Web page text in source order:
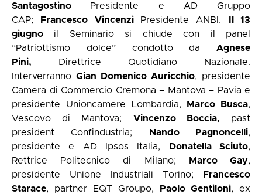
Santagostino
Presidente e AD Gruppo
CAP;
Francesco Vincenzi Presidente ANBI.
Il 13
giugno il Seminario si chiude con il panel
“Patriottismo dolce” condotto da Agnese
Pini, Direttrice Quotidiano Nazionale.
Interverranno Gian Domenico Auricchio, presidente
Camera di Commercio Cremona – Mantova – Pavia e
presidente Unioncamere Lombardia,
Marco Busca,
Vescovo di Mantova; Vincenzo Boccia, past
president Confindustria;
Nando Pagnoncelli,
presidente e AD Ipsos Italia,
Donatella Sciuto,
Rettrice Politecnico di Milano;
Marco Gay,
presidente Unione Industriali Torino;
Francesco
Starace, partner EQT Groupo, Paolo Gentiloni, ex